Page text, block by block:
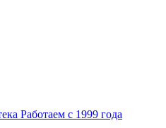
Работаем с 1999 года